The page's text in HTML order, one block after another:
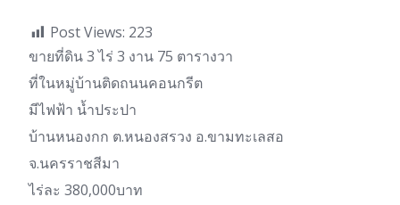
Post Views: 223
ขายที่ดิน 3 ไร่ 3 งาน 75 ตารางวา
ที่ในหมู่บ้านติดถนนคอนกรีต
มีไฟฟ้า น้ำประปา
บ้านหนองกก ต.หนองสรวง อ.ขามทะเลสอ
จ.นครราชสีมา
ไร่ละ 380,000บาท